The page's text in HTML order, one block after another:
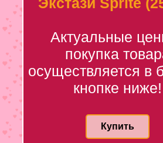
Актуальные
покупка
осуществляется в
кнопке ниже!
Купить